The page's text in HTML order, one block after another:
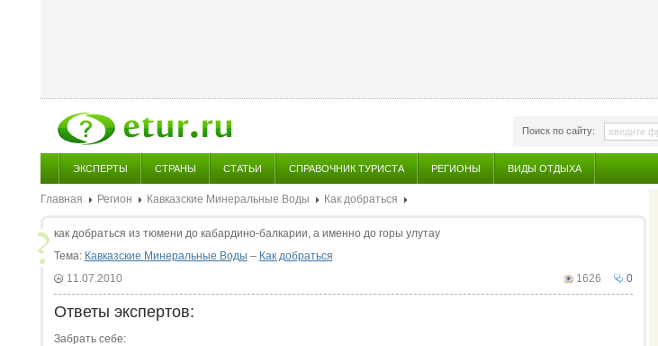
Поиск по сайту:
ЭКСПЕРТЫ СТРАНЫ СТАТЬИ СПРАВОЧНИК ТУРИСТА РЕГИОНЫ ВИДЫ ОТДЫХА
Главная Регион Кавказские Минеральные Воды Как добраться
как добраться из тюмени до кабардино-балкарии, а именно до горы улутау
Тема: Кавказские Минеральные Воды – Как добраться
0
1626
11.07.2010
Ответы экспертов:
Забрать себе: